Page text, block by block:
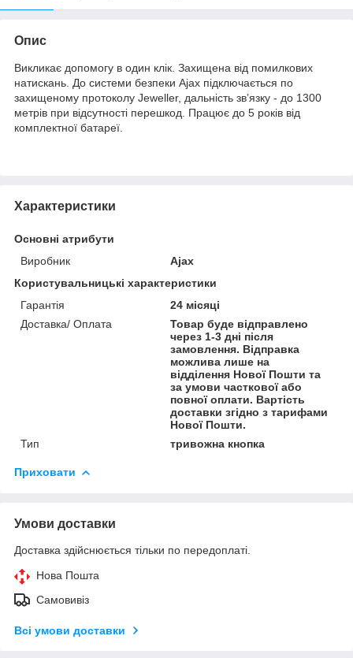
Опис
Викликає допомогу в один клік. Захищена від помилкових
натискань. До системи безпеки Ajax підключається по
захищеному протоколу Jeweller, дальність зв’язку - до 1300
метрів при відсутності перешкод. Працює до 5 років від
комплектної батареї.
Характеристики
Основні атрибути
Виробник
Ajax
Користувальницькі характеристики
Гарантія
24 місяці
Доставка/ Оплата
Товар буде відправлено
через 1-3 дні після
замовлення. Відправка
можлива лише на
відділення Нової Пошти та
за умови часткової або
повної оплати. Вартість
доставки згідно з тарифами
Нової Пошти.
Тип
тривожна кнопка
Приховати
Умови доставки
Доставка здійснюється тільки по передоплаті.
Нова Пошта
Самовивіз
Всі умови доставки